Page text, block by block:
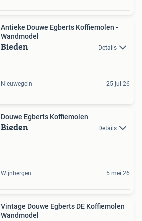
Antieke Douwe Egberts Koffiemolen -
Wandmodel
Bieden Details
Nieuwegein 25 jul 26
Douwe Egberts Koffiemolen
Bieden Details
Wijnbergen 5 mei 26
Vintage Douwe Egberts DE Koffiemolen
Wandmodel